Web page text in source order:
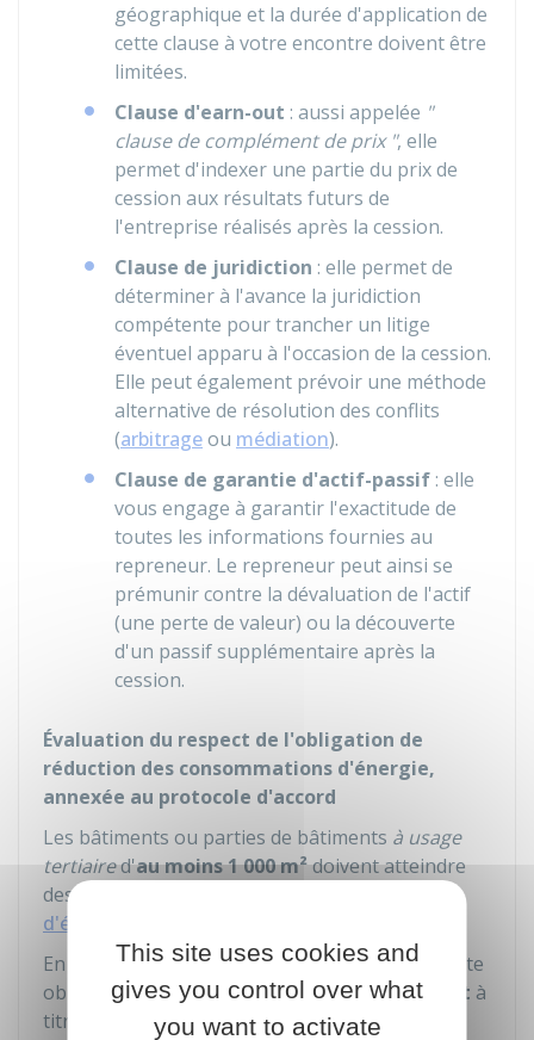
géographique et la durée d'application de
cette clause à votre encontre doivent être
limitées.
Clause d'earn-out : aussi appelée "
clause de complément de prix ", elle
permet d'indexer une partie du prix de
cession aux résultats futurs de
l'entreprise réalisés après la cession.
Clause de juridiction : elle permet de
déterminer à l'avance la juridiction
compétente pour trancher un litige
éventuel apparu à l'occasion de la cession.
Elle peut également prévoir une méthode
alternative de résolution des conflits
(arbitrageou médiation).
Clause de garantie d'actif-passif : elle
vous engage à garantir l'exactitude de
toutes les informations fournies au
repreneur. Le repreneur peut ainsi se
prémunir contre la dévaluation de l'actif
(une perte de valeur) ou la découverte
d'un passif supplémentaire après la
cession.
Évaluation du respect de l'obligation de
réduction des consommations d'énergie,
annexée au protocole d'accord
Les bâtiments ou parties de bâtiments à usage
tertiaired'au moins 1 000 m²doivent atteindre
des
d'énergie
En cas de cession, l'évaluation du respect de cette
obligation doit être annexée à l'avant-contrat à
titre d'information, sur la base de la dernière
This site uses cookies and
gives you control over what
you want to activate